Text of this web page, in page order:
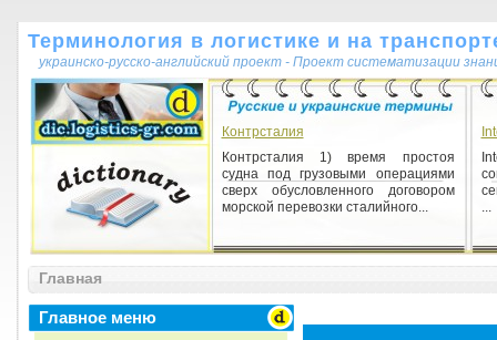
Терминология в логистике и на
украинско-русско-английский проект - Проект систематизации
Контрсталия
Контрсталия 1) время простоя
судна под грузовыми операциями
сверх обусловленного договором
морской перевозки сталийного...
...
Главная
Главное меню